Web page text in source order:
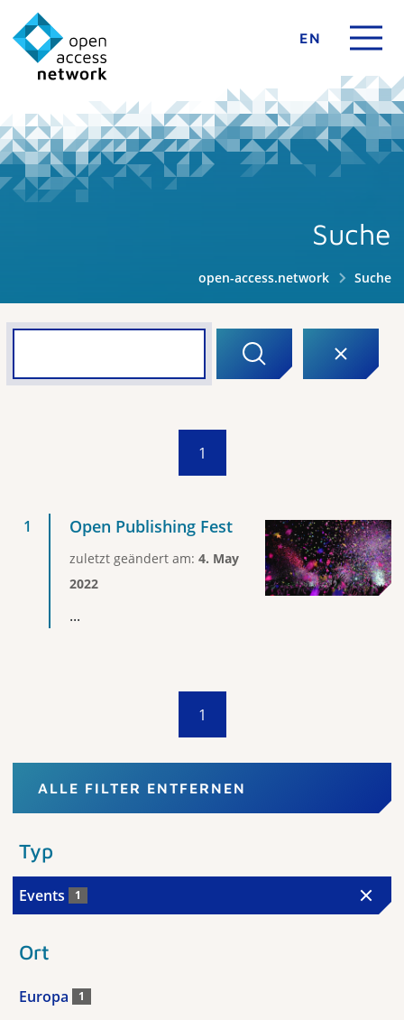
EN
Suche
open-access.network Suche
1
Open Publishing Fest
zuletzt geändert am: 4. May
2022
...
1
ALLE FILTER ENTFERNEN
Typ
Events 1
Ort
Europa 1